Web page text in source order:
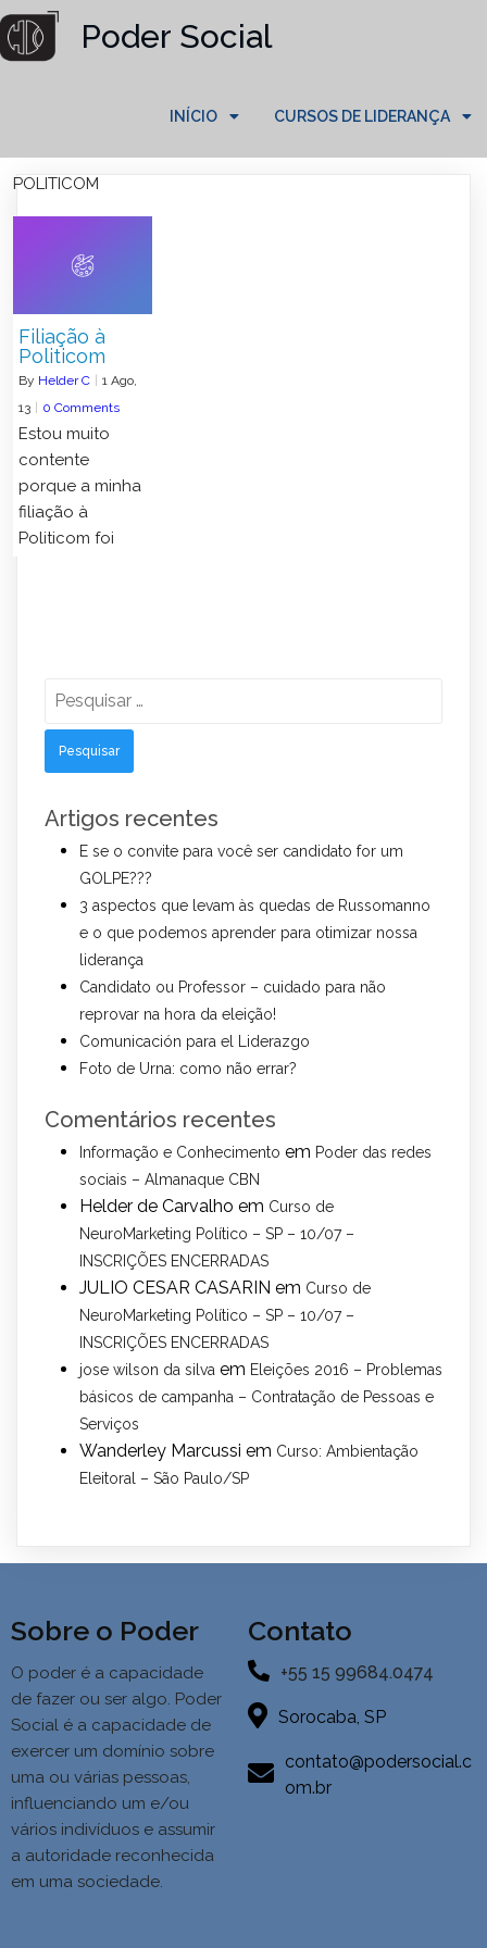
Poder Social
INÍCIO CURSOS DE LIDERANÇA
POLITICOM
Filiação à
Politicom
By Helder C | 1 Ago,
13 | 0 Comments
Estou muito
contente
porque a minha
filiação à
Politicom foi
por:
Artigos recentes
E se o convite para você ser candidato for um
GOLPE???
3 aspectos que levam às quedas de Russomanno
e o que podemos aprender para otimizar nossa
liderança
Candidato ou Professor – cuidado para não
reprovar na hora da eleição!
Comunicación para el Liderazgo
Foto de Urna: como não errar?
Comentários recentes
Informação e Conhecimento em Poder das redes
sociais – Almanaque CBN
Helder de Carvalho em Curso de
NeuroMarketing Político – SP – 10/07 –
INSCRIÇÕES ENCERRADAS
JULIO CESAR CASARIN em Curso de
NeuroMarketing Político – SP – 10/07 –
INSCRIÇÕES ENCERRADAS
jose wilson da silva em Eleições 2016 – Problemas
básicos de campanha – Contratação de Pessoas e
Serviços
Wanderley Marcussi em Curso: Ambientação
Eleitoral – São Paulo/SP
Sobre o Poder
O poder é a capacidade
de fazer ou ser algo. Poder
Social é a capacidade de
exercer um domínio sobre
uma ou várias pessoas,
influenciando um e/ou
vários indivíduos e assumir
a autoridade reconhecida
em uma sociedade.
Contato
+55 15 99684.0474
Sorocaba, SP
contato@podersocial.c
om.br